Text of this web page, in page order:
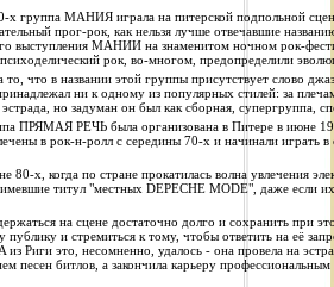
х группа МАНИЯ играла на питерской подпольной
прог-рок, как нельзя лучше отвечавшие
выступления МАНИИ на знаменитом ночном рок-
рок, во-многом, предопределили
то, что в названии этой группы присутствует слово
ни к одному из популярных стилей: за
но задуман он был как сборная, супергруппа,
ПРЯМАЯ РЕЧЬ была организована в Питере в июне
в рок-н-ролл с середины 70-х и начинали играть
80-х, когда по стране прокатилась волна увлечения
титул "местных DEPECHE MODE", даже если
на сцене достаточно долго и сохранить при
публику и стремиться к тому, чтобы ответить на её
Риги это, несомненно, удалось - она провела на
песен битлов, а закончила карьеру